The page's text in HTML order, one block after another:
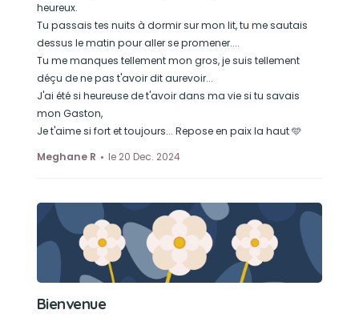
heureux.
Tu passais tes nuits à dormir sur mon lit, tu me sautais
dessus le matin pour aller se promener....
Tu me manques tellement mon gros, je suis tellement
déçu de ne pas t'avoir dit aurevoir...
J'ai été si heureuse de t'avoir dans ma vie si tu savais
mon Gaston,
Je t'aime si fort et toujours... Repose en paix la haut 🩵
Meghane R
le 20 Dec. 2024
Bienvenue